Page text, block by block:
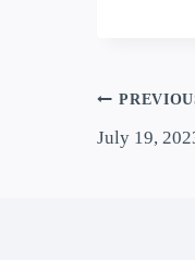
July 19,